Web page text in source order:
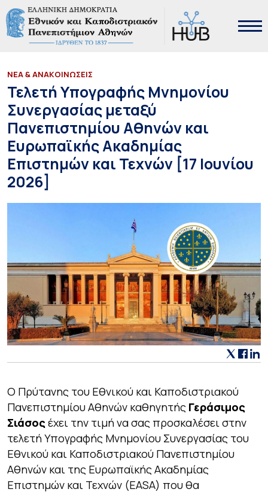
ΝΕΑ & ΑΝΑΚΟΙΝΩΣΕΙΣ
Τελετή Υπογραφής Μνημονίου
Συνεργασίας μεταξύ
Πανεπιστημίου Αθηνών και
Ευρωπαϊκής Ακαδημίας
Επιστημών και Τεχνών [17 Ιουνίου
2026]
Ο Πρύτανης του Εθνικού και Καποδιστριακού
Πανεπιστημίου Αθηνών καθηγητής Γεράσιμος
Σιάσος έχει την τιμή να σας προσκαλέσει στην
τελετή Υπογραφής Μνημονίου Συνεργασίας του
Εθνικού και Καποδιστριακού Πανεπιστημίου
Αθηνών και της Ευρωπαϊκής Ακαδημίας
Επιστημών και Τεχνών (EASA) που θα